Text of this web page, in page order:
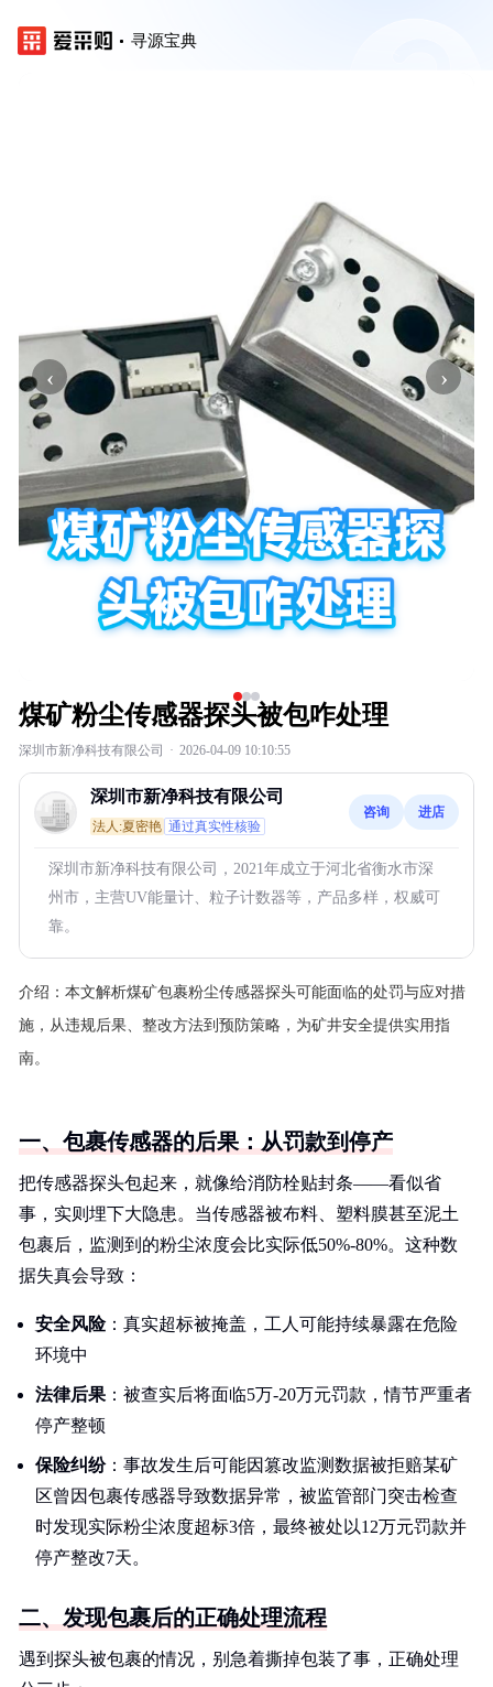
寻源宝典
‹ ›
煤矿粉尘传感器探头被包咋处理
深圳市新净科技有限公司 · 2026-04-09 10:10:55
深圳市新净科技有限公司
法人:夏密艳 通过真实性核验
咨询 进店
深圳市新净科技有限公司，2021年成立于河北省衡水市深
州市，主营UV能量计、粒子计数器等，产品多样，权威可
靠。
介绍： 本文解析煤矿包裹粉尘传感器探头可能面临的处罚与应对措
施，从违规后果、整改方法到预防策略，为矿井安全提供实用指
南。
一、包裹传感器的后果：从罚款到停产
把传感器探头包起来，就像给消防栓贴封条——看似省
事，实则埋下大隐患。当传感器被布料、塑料膜甚至泥土
包裹后，监测到的粉尘浓度会比实际低50%-80%。这种数
据失真会导致：
安全风险：真实超标被掩盖，工人可能持续暴露在危险
环境中
法律后果 ：被查实后将面临5万-20万元罚款，情节严重者
停产整顿
保险纠纷：事故发生后可能因篡改监测数据被拒赔某矿
区曾因包裹传感器导致数据异常，被监管部门突击检查
时发现实际粉尘浓度超标3倍，最终被处以12万元罚款并
停产整改7天。
二、发现包裹后的正确处理流程
遇到探头被包裹的情况，别急着撕掉包装了事，正确处理